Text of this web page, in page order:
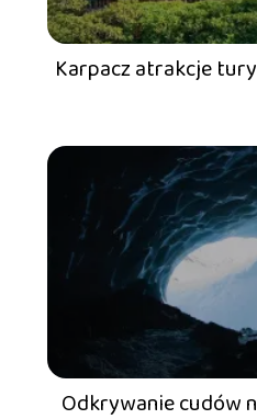
Karpacz atrakcje
Odkrywanie cudów